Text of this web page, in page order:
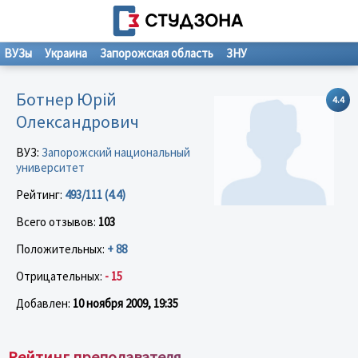
ВУЗы Украина Запорожская область ЗНУ
4.4
Ботнер Юрій
Олександрович
ВУЗ: Запорожский национальный
университет
Рейтинг: 493/111 (4.4)
Всего отзывов: 103
Положительных: + 88
Отрицательных: - 15
Добавлен: 10 ноября 2009, 19:35